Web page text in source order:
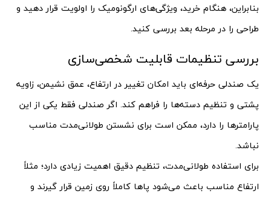
بنابراین، هنگام خرید، ویژگی‌های ارگونومیک را اولویت قرار دهید و
طراحی را در مرحله بعد بررسی کنید.
بررسی تنظیمات قابلیت شخصی‌سازی
یک صندلی حرفه‌ای باید امکان تغییر در ارتفاع، عمق نشیمن، زاویه
پشتی و تنظیم دسته‌ها را فراهم کند. اگر صندلی فقط یکی از این
پارامترها را دارد، ممکن است برای نشستن طولانی‌مدت مناسب
نباشد.
برای استفاده طولانی‌مدت، تنظیم دقیق اهمیت زیادی دارد؛ مثلاً
ارتفاع مناسب باعث می‌شود پاها کاملاً روی زمین قرار گیرند و